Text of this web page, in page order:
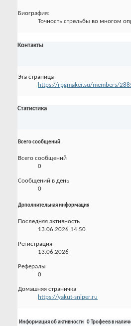
Биография:
Точность стрельбы во многом
Контакты
Эта страница
https://rpgmaker.su/members/
Статистика
Всего сообщений
Всего сообщений
0
Сообщений в день
0
Дополнительная информация
Последняя активность
13.06.2026 14:50
Регистрация
13.06.2026
Рефералы
0
Домашняя страничка
https://yakut-sniper.ru
Информация об активности 0 Трофеев в